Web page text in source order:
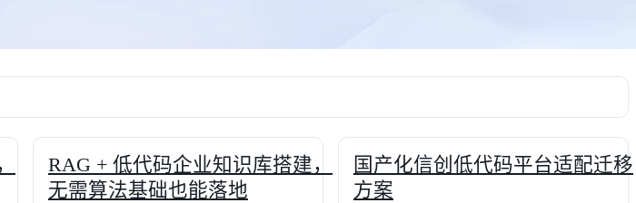
RAG + 低代码企业知识库搭建，
无需算法基础也能落地
国产化信创低代码平台适配迁移
方案